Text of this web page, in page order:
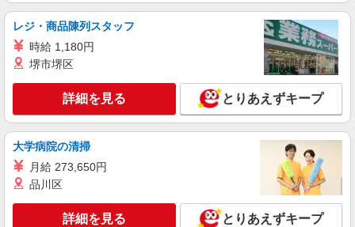
介護老人福祉施設 べに花の郷 （埼玉県桶川市
坂田516-1）
詳細を見る
株式会社若菜
介護老人福祉施設での調理員・栄養士
介護老人福祉施設 べに花の郷 （埼玉県桶川市
キープ 詳細を見る
レジ・商品陳列スタッフ
時給 1,180円
堺市堺区
詳細を見る とりあえずキープ
大学病院の清掃
月給 273,650円
品川区
詳細を見る とりあえずキープ